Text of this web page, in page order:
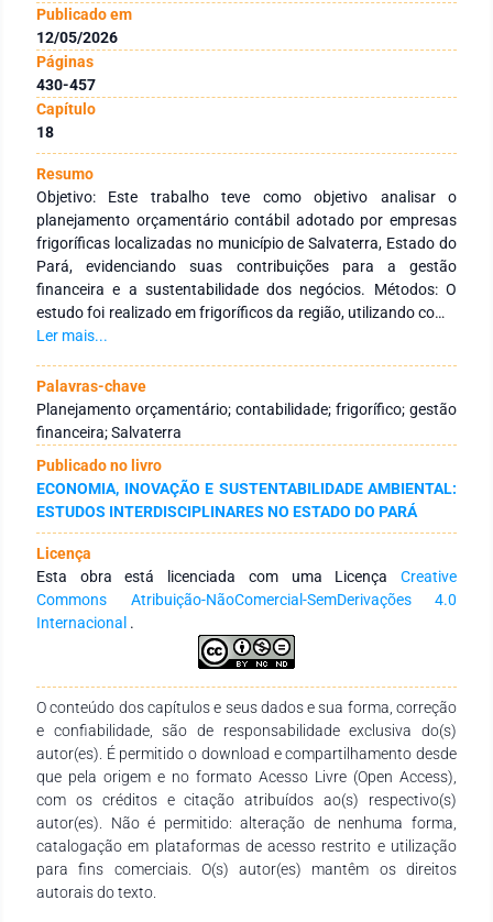
Publicado em
12/05/2026
Páginas
430-457
Capítulo
18
Resumo
Objetivo: Este trabalho teve como objetivo analisar o
planejamento orçamentário contábil adotado por empresas
frigoríficas localizadas no município de Salvaterra, Estado do
Pará, evidenciando suas contribuições para a gestão
financeira e a sustentabilidade dos negócios. Métodos: O
estudo foi realizado em frigoríficos da região, utilizando como
metodologia a pesquisa descritiva, com abordagem
bibliográfico, documental e aplicação de questionários
estruturados junto aos gestores. Resultados: Os resultados
mostraram que o planejamento orçamentário contábil ainda
é aplicado de forma parcial, com limitações na utilização de
ferramentas de controle financeiro e na integração das
informações contábeis aos processos de tomada de decisão.
Constatou-se, entretanto, que os gestores reconhecem a
importância desse instrumento para o acompanhamento de
receitas, despesas e projeções financeiras, contribuindo para
a melhoria da eficiência operacional. Conclusão: Teve-se
como conclusão que a adoção sistemática do planejamento
orçamentário contábil pode fortalecer a sustentabilidade
financeira dos frigoríficos, reduzir riscos econômicos e apoiar
Ler mais...
Palavras-chave
Planejamento orçamentário; contabilidade; frigorífico; gestão
financeira; Salvaterra
Publicado no livro
ECONOMIA, INOVAÇÃO E SUSTENTABILIDADE AMBIENTAL:
ESTUDOS INTERDISCIPLINARES NO ESTADO DO PARÁ
Licença
Esta obra está licenciada com uma Licença Creative
Commons Atribuição-NãoComercial-SemDerivações 4.0
Internacional .
O conteúdo dos capítulos e seus dados e sua forma, correção
e confiabilidade, são de responsabilidade exclusiva do(s)
autor(es). É permitido o download e compartilhamento desde
que pela origem e no formato Acesso Livre (Open Access),
com os créditos e citação atribuídos ao(s) respectivo(s)
autor(es). Não é permitido: alteração de nenhuma forma,
catalogação em plataformas de acesso restrito e utilização
para fins comerciais. O(s) autor(es) mantêm os direitos
autorais do texto.